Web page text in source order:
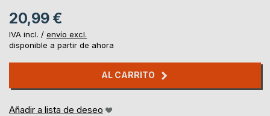
20,99 €
IVA incl. / envío excl.
disponible a partir de ahora
AL CARRITO
Añadir a lista de deseo